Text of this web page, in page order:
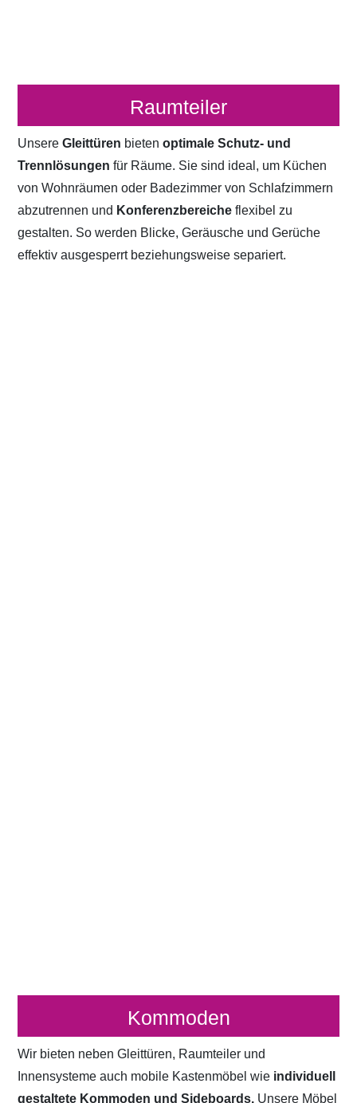
Raumteiler
UnsereGleittüren bietenoptimale Schutz- und
Trennlösungen für Räume. Sie sind ideal, um Küchen
von Wohnräumen oder Badezimmer von Schlafzimmern
abzutrennen und Konferenzbereicheflexibel zu
gestalten. So werden Blicke, Geräusche und Gerüche
effektiv ausgesperrt beziehungsweise separiert.
Kommoden
Wir bieten neben Gleittüren, Raumteiler und
Innensysteme auch mobile Kastenmöbel wie individuell
gestaltete Kommoden und Sideboards. Unsere Möbel